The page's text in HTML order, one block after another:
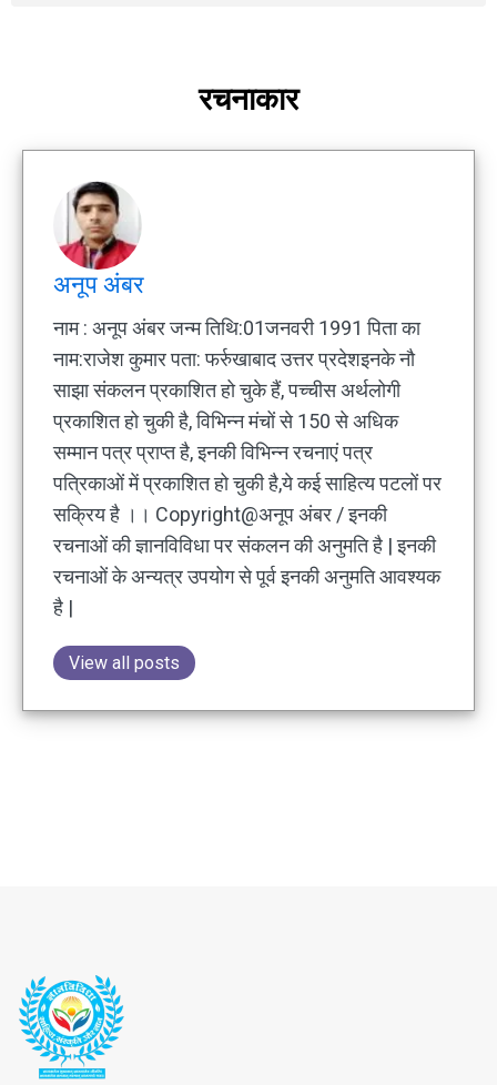
रचनाकार
अनूप अंबर
नाम : अनूप अंबर जन्म तिथि:01जनवरी 1991 पिता का
नाम:राजेश कुमार पता: फर्रुखाबाद उत्तर प्रदेशइनके नौ
साझा संकलन प्रकाशित हो चुके हैं, पच्चीस अर्थलोगी
प्रकाशित हो चुकी है, विभिन्न मंचों से 150 से अधिक
सम्मान पत्र प्राप्त है, इनकी विभिन्न रचनाएं पत्र
पत्रिकाओं में प्रकाशित हो चुकी है,ये कई साहित्य पटलों पर
सक्रिय है ।। Copyright@अनूप अंबर / इनकी
रचनाओं की ज्ञानविविधा पर संकलन की अनुमति है | इनकी
रचनाओं के अन्यत्र उपयोग से पूर्व इनकी अनुमति आवश्यक
है |
View all posts